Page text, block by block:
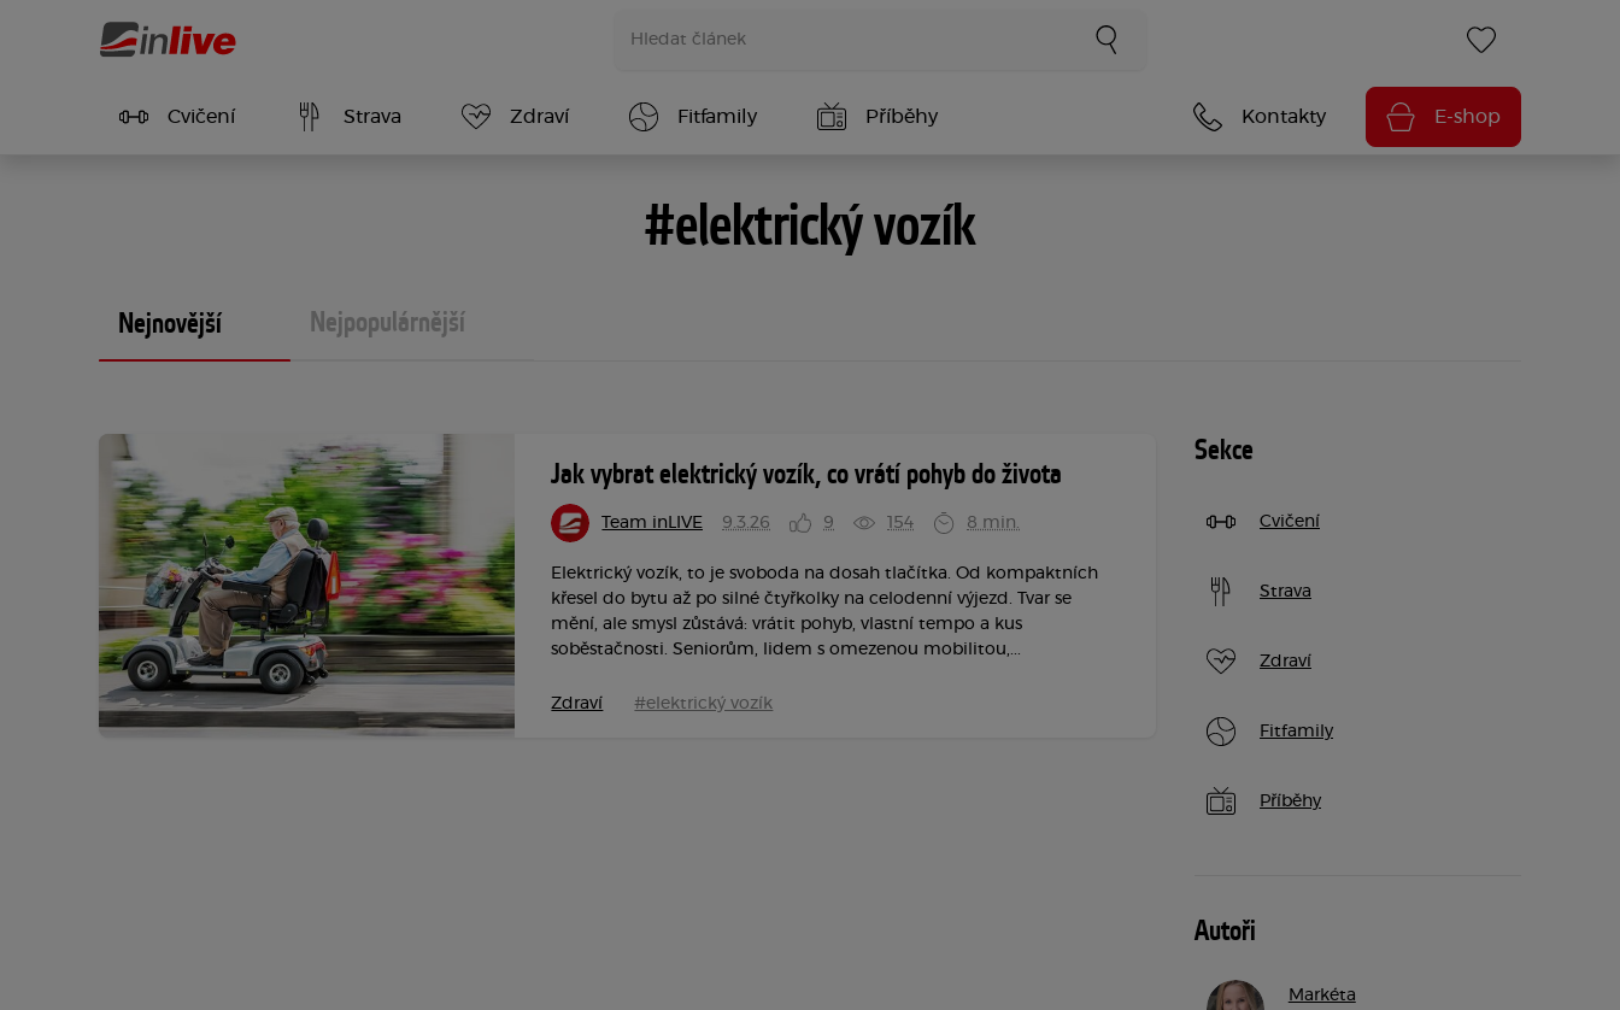
Cvičení Strava Zdraví Fitfamily Příběhy Kontakty E-shop
#elektrický vozík
Nejnovější Nejpopulárnější
Jak vybrat elektrický vozík, co vrátí pohyb do života
Team inLIVE 9.3.26 9 154 8 min.
Elektrický vozík, to je svoboda na dosah tlačítka. Od kompaktních
křesel do bytu až po silné čtyřkolky na celodenní výjezd. Tvar se
mění, ale smysl zůstává: vrátit pohyb, vlastní tempo a kus
soběstačnosti. Seniorům, lidem s omezenou mobilitou,...
Zdraví #elektrický vozík
Sekce
Cvičení
Strava
Zdraví
Fitfamily
Příběhy
Autoři
Markéta